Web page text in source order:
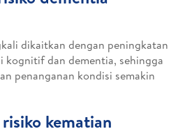
dikaitkan dengan peningkatan
kognitif dan dementia, sehingga
penanganan kondisi semakin
kematian